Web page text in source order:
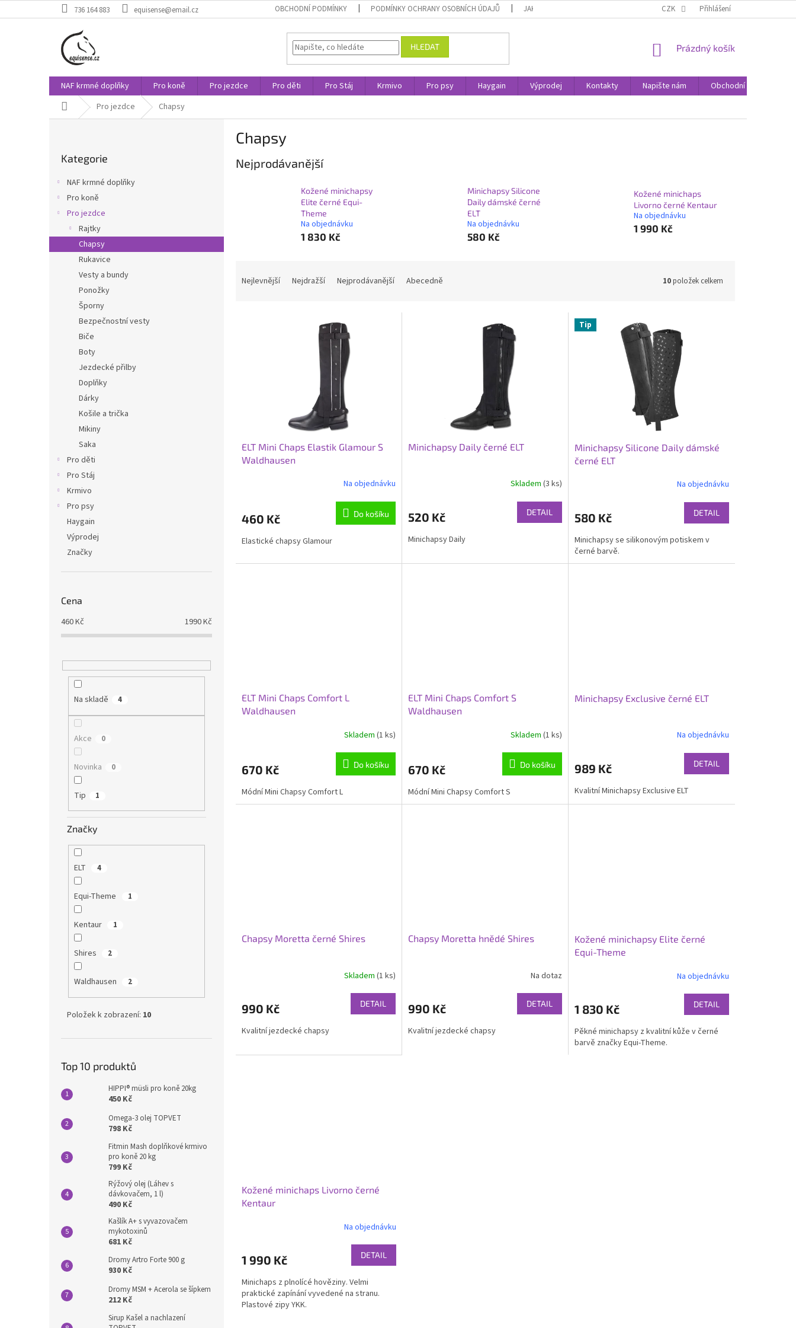
na
736 164 883 equisense@email.cz OBCHODNÍ PODMÍNKY PODMÍNKY OCHRANY OSOBNÍCH ÚDAJŮ JAK NAKUPOVAT CZK Přihlášení
HLEDAT
NÁKUPNÍ
Prázdný košík
NAF krmné doplňky Pro koně Pro jezdce Pro děti Pro Stáj Krmivo Pro psy Haygain Výprodej Kontakty Napište nám
Obchodní podmínky
Domů Pro jezdce Chapsy
a
kategorie
Kategorie
NAF krmné doplňky
Pro koně
Pro jezdce
Rajtky
Chapsy
Rukavice
Vesty a bundy
Ponožky
Šporny
Bezpečnostní vesty
Biče
Boty
Jezdecké přilby
Doplňky
Dárky
Košile a trička
Mikiny
Saka
Pro děti
Pro Stáj
Krmivo
Pro psy
Haygain
Výprodej
Značky
Cena
460Kč 1990Kč
Na skladě 4
Akce 0
Novinka 0
Tip 1
Značky
ELT 4
Equi-Theme 1
Kentaur 1
Shires 2
Waldhausen 2
Položek k zobrazení: 10
Top 10 produktů
HIPPI® müsli pro koně 20kg
450 Kč
Omega-3 olej TOPVET
798 Kč
Fitmin Mash doplňkové krmivo
pro koně 20 kg
799 Kč
Rýžový olej (Láhev s
dávkovačem, 1 l)
490 Kč
Kašlík A+ s vyvazovačem
mykotoxinů
681 Kč
Dromy Artro Forte 900 g
930 Kč
Dromy MSM + Acerola se šípkem
212 Kč
Sirup Kašel a nachlazení
Chapsy
Nejprodávanější
Kožené minichapsy
Elite černé Equi-
Theme
Na objednávku
1 830 Kč
Minichapsy Silicone
Daily dámské černé
ELT
Na objednávku
580 Kč
Kožené minichaps
Livorno černé Kentaur
Na objednávku
1 990 Kč
Nejlevnější Nejdražší Nejprodávanější Abecedně 10položek celkem
ELT Mini Chaps Elastik Glamour S
Waldhausen
Na objednávku
460 Kč Do košíku
Elastické chapsy Glamour
Minichapsy Daily černé ELT
je
z
hvězdiček.
Skladem (3 ks)
520 Kč DETAIL
Minichapsy Daily
Tip
Minichapsy Silicone Daily dámské
černé ELT
je
z
5
hvězdiček.
Na objednávku
580 Kč DETAIL
Minichapsy se silikonovým potiskem v
černé barvě.
ELT Mini Chaps Comfort L
Waldhausen
je
z
5
Skladem (1 ks)
670 Kč Do košíku
Módní Mini Chapsy Comfort L
ELT Mini Chaps Comfort S
Waldhausen
Skladem (1 ks)
670 Kč Do košíku
Módní Mini Chapsy Comfort S
Minichapsy Exclusive černé ELT
Na objednávku
989 Kč DETAIL
Kvalitní Minichapsy Exclusive ELT
Chapsy Moretta černé Shires
Skladem (1 ks)
990 Kč DETAIL
Kvalitní jezdecké chapsy
Chapsy Moretta hnědé Shires
Na dotaz
990 Kč DETAIL
Kvalitní jezdecké chapsy
Kožené minichapsy Elite černé
Equi-Theme
Na objednávku
1 830 Kč DETAIL
Pěkné minichapsy z kvalitní kůže v černé
barvě značky Equi-Theme.
Kožené minichaps Livorno černé
Kentaur
Na objednávku
1 990 Kč DETAIL
Minichaps z plnolícé hověziny. Velmi
praktické zapínání vyvedené na stranu.
Plastové zipy YKK.